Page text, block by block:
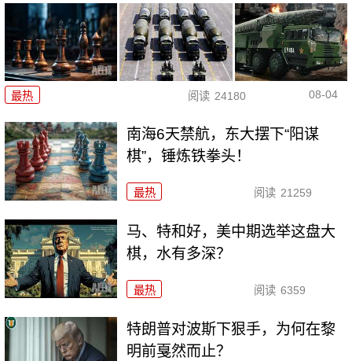
最热 阅读 24180 08-04
南海6天禁航，东大摆下“阳谋
棋”，锤炼铁拳头！
最热 阅读 21259
马、特和好，美中期选举这盘大
棋，水有多深？
最热 阅读 6359
特朗普对波斯下狠手，为何在黎
明前戛然而止？